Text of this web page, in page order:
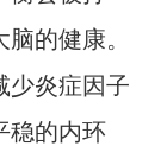
的健康。
少炎症因子
稳的内环